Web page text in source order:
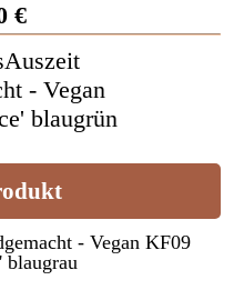
€
- Vegan
blaugrün